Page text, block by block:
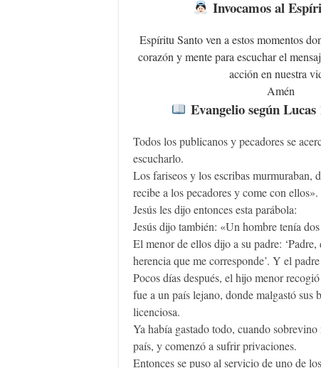
Invocamos al
Espíritu Santo ven a estos momentos
corazón y mente para escuchar el
acción en nuestra
Amén
Evangelio según Lucas
Todos los publicanos y pecadores se
escucharlo.
Los fariseos y los escribas murmuraban,
recibe a los pecadores y come con ellos».
Jesús les dijo entonces esta parábola:
Jesús dijo también: «Un hombre tenía
El menor de ellos dijo a su padre: ‘Padre,
herencia que me corresponde’. Y el
Pocos días después, el hijo menor
fue a un país lejano, donde malgastó sus
licenciosa.
Ya había gastado todo, cuando
país, y comenzó a sufrir privaciones.
Entonces se puso al servicio de uno de